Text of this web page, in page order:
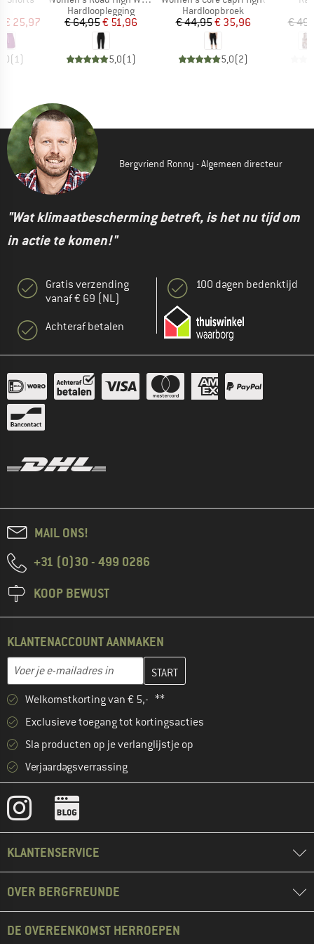
prijs
€ 25,97
(1)
Productgroep
Hardlooplegging
Prijs
€ 64,95Verlaagde prijs
€ 51,96
5,0(1)
Productgroep
Hardloopbroek
Prijs
€ 44,95Verlaagde prijs
€ 35,96
5,0(2)
€
Bergvriend Ronny - Algemeen directeur
"Wat klimaatbescherming betreft, is het nu tijd om
in actie te komen!"
Gratis verzending
vanaf € 69 (NL)
Achteraf betalen
100 dagen bedenktijd
MAIL ONS!
+31 (0)30 - 499 0286
KOOP BEWUST
KLANTENACCOUNT AANMAKEN
E-mailadres
Vul je e-mailadres hier in en maak in de volgende stap je
Welkomstkorting van € 5,- **
Exclusieve toegang tot kortingsacties
Sla producten op je verlanglijstje op
Verjaardagsverrassing
KLANTENSERVICE
OVER BERGFREUNDE
DE OVEREENKOMST HERROEPEN